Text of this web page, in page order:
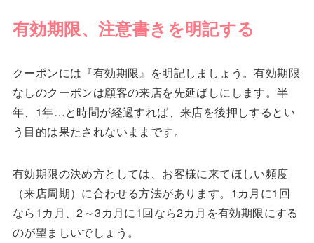
有効期限、注意書きを明記する
クーポンには『有効期限』を明記しましょう。有効期限
なしのクーポンは顧客の来店を先延ばしにします。半
年、1年…と時間が経過すれば、来店を後押しするとい
う目的は果たされないままです。
有効期限の決め方としては、お客様に来てほしい頻度
（来店周期）に合わせる方法があります。1カ月に1回
なら1カ月、2～3カ月に1回なら2カ月を有効期限にする
のが望ましいでしょう。